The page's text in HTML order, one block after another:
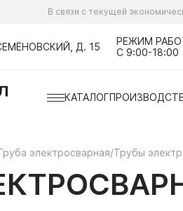
В связи с текущей
Д. 15
РЕЖИМ
С 9:00-18:00
КАТАЛОГ
электросварная/Трубы